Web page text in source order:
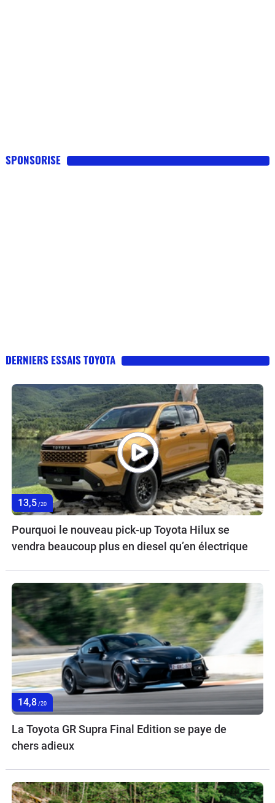
SPONSORISE
DERNIERS ESSAIS TOYOTA
13,5 /20
Pourquoi le nouveau pick-up Toyota Hilux se
vendra beaucoup plus en diesel qu’en électrique
14,8 /20
La Toyota GR Supra Final Edition se paye de
chers adieux